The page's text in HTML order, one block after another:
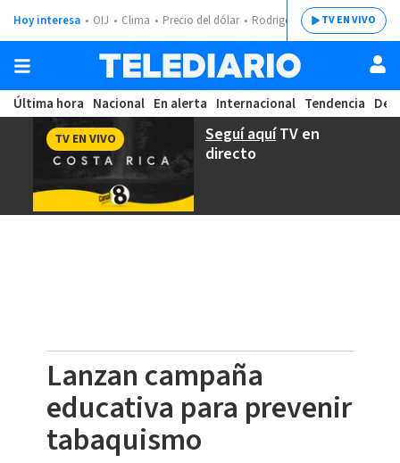
Hoy interesa OIJ Clima Precio del dólar Rodrigo ChavesTV EN VIVO
Última hora Nacional En alerta Internacional Tendencia
Seguí aquíTV en
directo
TV EN VIVO
Lanzan campaña
educativa para prevenir
tabaquismo